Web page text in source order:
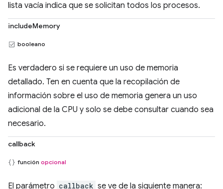
lista vacía indica que se solicitan todos los procesos.
includeMemory
booleano
Es verdadero si se requiere un uso de memoria
detallado. Ten en cuenta que la recopilación de
información sobre el uso de memoria genera un uso
adicional de la CPU y solo se debe consultar cuando sea
necesario.
callback
función opcional
El parámetro callback se ve de la siguiente manera: